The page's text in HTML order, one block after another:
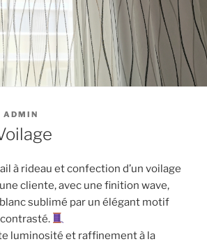
ADMIN
à rideau et confection d’un voilage
cliente, avec une finition wave,
sublimé par un élégant motif
luminosité et raffinement à la